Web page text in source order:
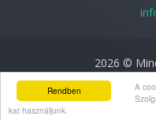
Rendben
A
kat használjunk.
2026 ©